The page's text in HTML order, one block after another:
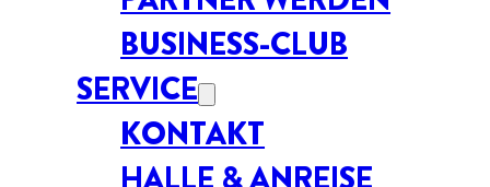
BUSINESS-CLUB
SERVICE
KONTAKT